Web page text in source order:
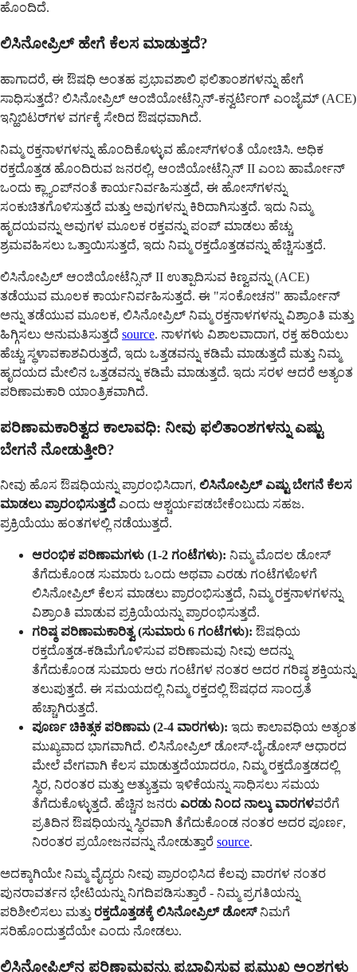
ಹೊಂದಿದೆ.
ಲಿಸಿನೋಪ್ರಿಲ್ ಹೇಗೆ ಕೆಲಸ ಮಾಡುತ್ತದೆ?
ಹಾಗಾದರೆ, ಈ ಔಷಧಿ ಅಂತಹ ಪ್ರಭಾವಶಾಲಿ ಫಲಿತಾಂಶಗಳನ್ನು ಹೇಗೆ
ಸಾಧಿಸುತ್ತದೆ? ಲಿಸಿನೋಪ್ರಿಲ್ ಆಂಜಿಯೋಟೆನ್ಸಿನ್-ಕನ್ವರ್ಟಿಂಗ್ ಎಂಜೈಮ್ (ACE)
ಇನ್ಹಿಬಿಟರ್‌ಗಳ ವರ್ಗಕ್ಕೆ ಸೇರಿದ ಔಷಧವಾಗಿದೆ.
ನಿಮ್ಮ ರಕ್ತನಾಳಗಳನ್ನು ಹೊಂದಿಕೊಳ್ಳುವ ಹೋಸ್‌ಗಳಂತೆ ಯೋಚಿಸಿ. ಅಧಿಕ
ರಕ್ತದೊತ್ತಡ ಹೊಂದಿರುವ ಜನರಲ್ಲಿ, ಆಂಜಿಯೋಟೆನ್ಸಿನ್ II ಎಂಬ ಹಾರ್ಮೋನ್
ಒಂದು ಕ್ಲ್ಯಾಂಪ್‌ನಂತೆ ಕಾರ್ಯನಿರ್ವಹಿಸುತ್ತದೆ, ಈ ಹೋಸ್‌ಗಳನ್ನು
ಸಂಕುಚಿತಗೊಳಿಸುತ್ತದೆ ಮತ್ತು ಅವುಗಳನ್ನು ಕಿರಿದಾಗಿಸುತ್ತದೆ. ಇದು ನಿಮ್ಮ
ಹೃದಯವನ್ನು ಅವುಗಳ ಮೂಲಕ ರಕ್ತವನ್ನು ಪಂಪ್ ಮಾಡಲು ಹೆಚ್ಚು
ಶ್ರಮವಹಿಸಲು ಒತ್ತಾಯಿಸುತ್ತದೆ, ಇದು ನಿಮ್ಮ ರಕ್ತದೊತ್ತಡವನ್ನು ಹೆಚ್ಚಿಸುತ್ತದೆ.
ಲಿಸಿನೋಪ್ರಿಲ್ ಆಂಜಿಯೋಟೆನ್ಸಿನ್ II ಉತ್ಪಾದಿಸುವ ಕಿಣ್ವವನ್ನು (ACE)
ತಡೆಯುವ ಮೂಲಕ ಕಾರ್ಯನಿರ್ವಹಿಸುತ್ತದೆ. ಈ "ಸಂಕೋಚನ" ಹಾರ್ಮೋನ್
ಅನ್ನು ತಡೆಯುವ ಮೂಲಕ, ಲಿಸಿನೋಪ್ರಿಲ್ ನಿಮ್ಮ ರಕ್ತನಾಳಗಳನ್ನು ವಿಶ್ರಾಂತಿ ಮತ್ತು
ಹಿಗ್ಗಿಸಲು ಅನುಮತಿಸುತ್ತದೆ source. ನಾಳಗಳು ವಿಶಾಲವಾದಾಗ, ರಕ್ತ ಹರಿಯಲು
ಹೆಚ್ಚು ಸ್ಥಳಾವಕಾಶವಿರುತ್ತದೆ, ಇದು ಒತ್ತಡವನ್ನು ಕಡಿಮೆ ಮಾಡುತ್ತದೆ ಮತ್ತು ನಿಮ್ಮ
ಹೃದಯದ ಮೇಲಿನ ಒತ್ತಡವನ್ನು ಕಡಿಮೆ ಮಾಡುತ್ತದೆ. ಇದು ಸರಳ ಆದರೆ ಅತ್ಯಂತ
ಪರಿಣಾಮಕಾರಿ ಯಾಂತ್ರಿಕವಾಗಿದೆ.
ಪರಿಣಾಮಕಾರಿತ್ವದ ಕಾಲಾವಧಿ: ನೀವು ಫಲಿತಾಂಶಗಳನ್ನು ಎಷ್ಟು
ಬೇಗನೆ ನೋಡುತ್ತೀರಿ?
ನೀವು ಹೊಸ ಔಷಧಿಯನ್ನು ಪ್ರಾರಂಭಿಸಿದಾಗ, ಲಿಸಿನೋಪ್ರಿಲ್ ಎಷ್ಟು ಬೇಗನೆ ಕೆಲಸ
ಮಾಡಲು ಪ್ರಾರಂಭಿಸುತ್ತದೆ ಎಂದು ಆಶ್ಚರ್ಯಪಡಬೇಕೆಂಬುದು ಸಹಜ.
ಪ್ರಕ್ರಿಯೆಯು ಹಂತಗಳಲ್ಲಿ ನಡೆಯುತ್ತದೆ.
ಆರಂಭಿಕ ಪರಿಣಾಮಗಳು (1-2 ಗಂಟೆಗಳು): ನಿಮ್ಮ ಮೊದಲ ಡೋಸ್
ತೆಗೆದುಕೊಂಡ ಸುಮಾರು ಒಂದು ಅಥವಾ ಎರಡು ಗಂಟೆಗಳೊಳಗೆ
ಲಿಸಿನೋಪ್ರಿಲ್ ಕೆಲಸ ಮಾಡಲು ಪ್ರಾರಂಭಿಸುತ್ತದೆ, ನಿಮ್ಮ ರಕ್ತನಾಳಗಳನ್ನು
ವಿಶ್ರಾಂತಿ ಮಾಡುವ ಪ್ರಕ್ರಿಯೆಯನ್ನು ಪ್ರಾರಂಭಿಸುತ್ತದೆ.
ಗರಿಷ್ಠ ಪರಿಣಾಮಕಾರಿತ್ವ (ಸುಮಾರು 6 ಗಂಟೆಗಳು): ಔಷಧಿಯ
ರಕ್ತದೊತ್ತಡ-ಕಡಿಮೆಗೊಳಿಸುವ ಪರಿಣಾಮವು ನೀವು ಅದನ್ನು
ತೆಗೆದುಕೊಂಡ ಸುಮಾರು ಆರು ಗಂಟೆಗಳ ನಂತರ ಅದರ ಗರಿಷ್ಠ ಶಕ್ತಿಯನ್ನು
ತಲುಪುತ್ತದೆ. ಈ ಸಮಯದಲ್ಲಿ ನಿಮ್ಮ ರಕ್ತದಲ್ಲಿ ಔಷಧದ ಸಾಂದ್ರತೆ
ಹೆಚ್ಚಾಗಿರುತ್ತದೆ.
ಪೂರ್ಣ ಚಿಕಿತ್ಸಕ ಪರಿಣಾಮ (2-4 ವಾರಗಳು): ಇದು ಕಾಲಾವಧಿಯ ಅತ್ಯಂತ
ಮುಖ್ಯವಾದ ಭಾಗವಾಗಿದೆ. ಲಿಸಿನೋಪ್ರಿಲ್ ಡೋಸ್-ಬೈ-ಡೋಸ್ ಆಧಾರದ
ಮೇಲೆ ವೇಗವಾಗಿ ಕೆಲಸ ಮಾಡುತ್ತದೆಯಾದರೂ, ನಿಮ್ಮ ರಕ್ತದೊತ್ತಡದಲ್ಲಿ
ಸ್ಥಿರ, ನಿರಂತರ ಮತ್ತು ಅತ್ಯುತ್ತಮ ಇಳಿಕೆಯನ್ನು ಸಾಧಿಸಲು ಸಮಯ
ತೆಗೆದುಕೊಳ್ಳುತ್ತದೆ. ಹೆಚ್ಚಿನ ಜನರು ಎರಡು ನಿಂದ ನಾಲ್ಕು ವಾರಗಳವರೆಗೆ
ಪ್ರತಿದಿನ ಔಷಧಿಯನ್ನು ಸ್ಥಿರವಾಗಿ ತೆಗೆದುಕೊಂಡ ನಂತರ ಅದರ ಪೂರ್ಣ,
ನಿರಂತರ ಪ್ರಯೋಜನವನ್ನು ನೋಡುತ್ತಾರೆ source.
ಅದಕ್ಕಾಗಿಯೇ ನಿಮ್ಮ ವೈದ್ಯರು ನೀವು ಪ್ರಾರಂಭಿಸಿದ ಕೆಲವು ವಾರಗಳ ನಂತರ
ಪುನರಾವರ್ತನ ಭೇಟಿಯನ್ನು ನಿಗದಿಪಡಿಸುತ್ತಾರೆ - ನಿಮ್ಮ ಪ್ರಗತಿಯನ್ನು
ಪರಿಶೀಲಿಸಲು ಮತ್ತು ರಕ್ತದೊತ್ತಡಕ್ಕೆ ಲಿಸಿನೋಪ್ರಿಲ್ ಡೋಸ್ನಿಮಗೆ
ಸರಿಹೊಂದುತ್ತದೆಯೇ ಎಂದು ನೋಡಲು.
ಲಿಸಿನೋಪ್ರಿಲ್‌ನ ಪರಿಣಾಮವನ್ನು ಪ್ರಭಾವಿಸುವ ಪ್ರಮುಖ ಅಂಶಗಳು